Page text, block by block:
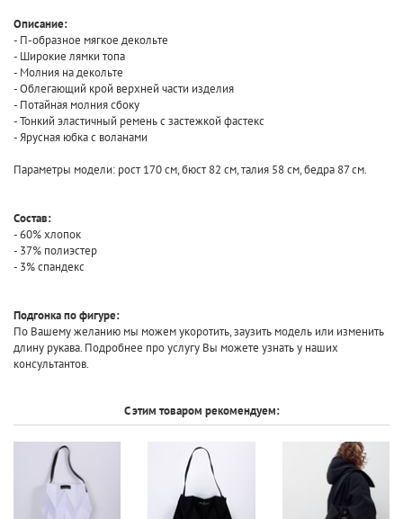
Описание:
- П-образное мягкое декольте
- Широкие лямки топа
- Молния на декольте
- Облегающий крой верхней части изделия
- Потайная молния сбоку
- Тонкий эластичный ремень с застежкой фастекс
- Ярусная юбка с воланами
Параметры модели: рост 170 см, бюст 82 см, талия 58 см, бедра 87 см.
Состав:
- 60% хлопок
- 37% полиэстер
- 3% спандекс
Подгонка по фигуре:
По Вашему желанию мы можем укоротить, заузить модель или изменить
длину рукава. Подробнее про услугу Вы можете узнать у наших
консультантов.
С этим товаром рекомендуем: